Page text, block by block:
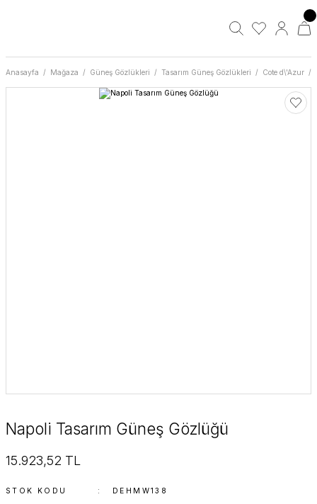
Anasayfa Mağaza Güneş Gözlükleri Tasarım Güneş Gözlükleri Cote d\'Azur
Napoli Tasarım Güneş Gözlüğü
15.923,52 TL
STOK KODU DEHMW138